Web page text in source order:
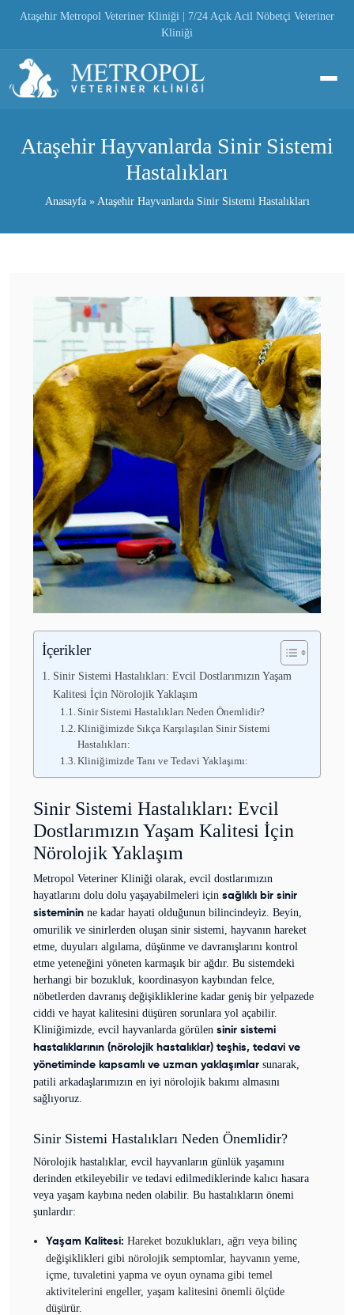
Ataşehir Metropol Veteriner Kliniği | 7/24 Açık Acil Nöbetçi Veteriner
Kliniği
Ataşehir Hayvanlarda Sinir Sistemi
Hastalıkları
Anasayfa» Ataşehir Hayvanlarda Sinir Sistemi Hastalıkları
İçerikler
Sinir Sistemi Hastalıkları: Evcil Dostlarımızın Yaşam
Kalitesi İçin Nörolojik Yaklaşım
Sinir Sistemi Hastalıkları Neden Önemlidir?
Kliniğimizde Sıkça Karşılaşılan Sinir Sistemi
Hastalıkları:
Kliniğimizde Tanı ve Tedavi Yaklaşımı:
Sinir Sistemi Hastalıkları: Evcil
Dostlarımızın Yaşam Kalitesi İçin
Nörolojik Yaklaşım
Metropol Veteriner Kliniği olarak, evcil dostlarımızın
hayatlarını dolu dolu yaşayabilmeleri için sağlıklı bir sinir
sisteminin ne kadar hayati olduğunun bilincindeyiz. Beyin,
omurilik ve sinirlerden oluşan sinir sistemi, hayvanın hareket
etme, duyuları algılama, düşünme ve davranışlarını kontrol
etme yeteneğini yöneten karmaşık bir ağdır. Bu sistemdeki
herhangi bir bozukluk, koordinasyon kaybından felce,
nöbetlerden davranış değişikliklerine kadar geniş bir yelpazede
ciddi ve hayat kalitesini düşüren sorunlara yol açabilir.
Kliniğimizde, evcil hayvanlarda görülen sinir sistemi
hastalıklarının (nörolojik hastalıklar) teşhis, tedavi ve
yönetiminde kapsamlı ve uzman yaklaşımlar sunarak,
patili arkadaşlarımızın en iyi nörolojik bakımı almasını
sağlıyoruz.
Sinir Sistemi Hastalıkları Neden Önemlidir?
Nörolojik hastalıklar, evcil hayvanların günlük yaşamını
derinden etkileyebilir ve tedavi edilmediklerinde kalıcı hasara
veya yaşam kaybına neden olabilir. Bu hastalıkların önemi
şunlardır:
Yaşam Kalitesi: Hareket bozuklukları, ağrı veya bilinç
değişiklikleri gibi nörolojik semptomlar, hayvanın yeme,
içme, tuvaletini yapma ve oyun oynama gibi temel
aktivitelerini engeller, yaşam kalitesini önemli ölçüde
düşürür.